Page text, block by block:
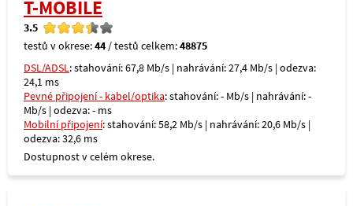
T-MOBILE
3.5
testů v okrese:44 / testů celkem:48875
DSL/ADSL: stahování: 67,8 Mb/s | nahrávání: 27,4 Mb/s | odezva:
24,1 ms
Pevné připojení - kabel/optika: stahování: - Mb/s | nahrávání: -
Mb/s | odezva: - ms
Mobilní připojení: stahování: 58,2 Mb/s | nahrávání: 20,6 Mb/s |
odezva: 32,6 ms
Dostupnost v celém okrese.